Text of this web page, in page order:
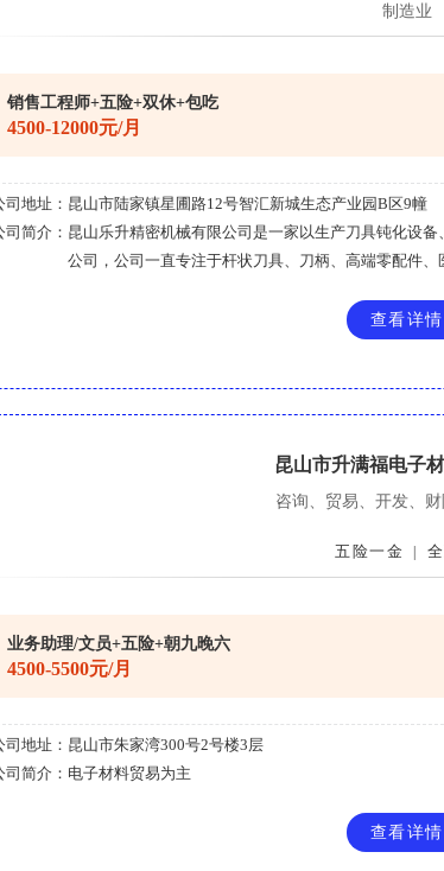
制造业
销售工程师+五险+双休+包吃
4500-12000元/月
司地址： 昆山市陆家镇星圃路12号智汇新城生态产业园B区9幢
司简介： 昆山乐升精密机械有限公司是一家以生产刀具钝化设
公司，公司一直专注于杆状刀具、刀柄、高端零配件、
查看详情
昆山市升满福电子
咨询、贸易、开发、
五险一金 |
业务助理/文员+五险+朝九晚六
4500-5500元/月
司地址： 昆山市朱家湾300号2号楼3层
司简介： 电子材料贸易为主
查看详情